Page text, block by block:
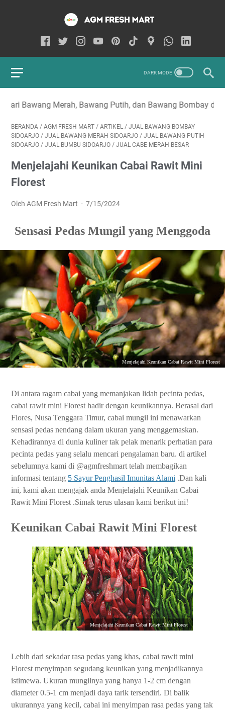
Bawang Putih, dan Bawang Bombay di Sidoarjo
BERANDA / AGM FRESH MART / ARTIKEL / JUAL BAWANG BOMBAY
SIDOARJO / JUAL BAWANG MERAH SIDOARJO / JUAL BAWANG PUTIH
SIDOARJO / JUAL BUMBU SIDOARJO / JUAL CABE MERAH BESAR
Menjelajahi Keunikan Cabai Rawit Mini
Florest
Oleh AGM Fresh Mart 7/15/2024
Sensasi Pedas Mungil yang Menggoda
Menjelajahi Keunikan Cabai Rawit Mini Florest
Di antara ragam cabai yang memanjakan lidah pecinta pedas,
cabai rawit mini Florest hadir dengan keunikannya. Berasal dari
Flores, Nusa Tenggara Timur, cabai mungil ini menawarkan
sensasi pedas nendang dalam ukuran yang menggemaskan.
Kehadirannya di dunia kuliner tak pelak menarik perhatian para
pecinta pedas yang selalu mencari pengalaman baru. di artikel
sebelumnya kami di @agmfreshmart telah membagikan
informasi tentang 5 Sayur Penghasil Imunitas Alami .Dan kali
ini, kami akan mengajak anda Menjelajahi Keunikan Cabai
Rawit Mini Florest .Simak terus ulasan kami berikut ini!
Keunikan Cabai Rawit Mini Florest
Menjelajahi Keunikan Cabai Rawit Mini Florest
Lebih dari sekadar rasa pedas yang khas, cabai rawit mini
Florest menyimpan segudang keunikan yang menjadikannya
istimewa. Ukuran mungilnya yang hanya 1-2 cm dengan
diameter 0.5-1 cm menjadi daya tarik tersendiri. Di balik
ukurannya yang kecil, cabai ini menyimpan rasa pedas yang tak